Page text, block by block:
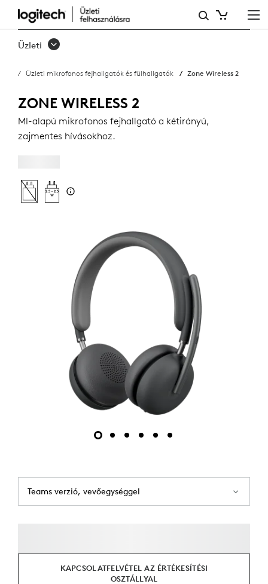
ZONE
WIRELESS
ÜZLETI
MIKROFONOS
FEJHALLGATÓ
Üzleti
Üzleti mikrofonos fejhallgatók és fülhallgatók Zone Wireless 2
ZONE WIRELESS 2
MI-alapú mikrofonos fejhallgató a kétirányú,
zajmentes hívásokhoz.
Teams verzió, vevőegységgel
KAPCSOLATFELVÉTEL AZ ÉRTÉKESÍTÉSI
OSZTÁLLYAL